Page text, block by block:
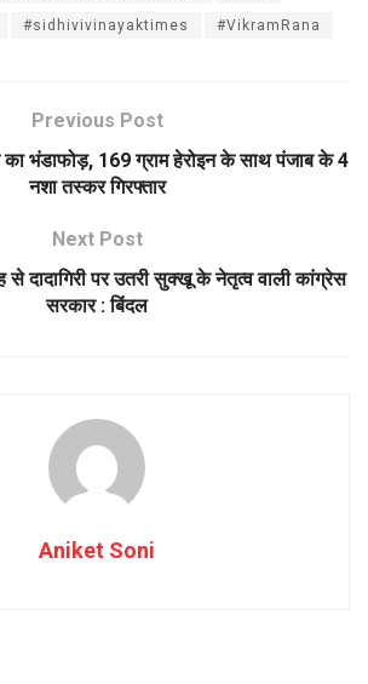
#sidhivivinayaktimes #VikramRana
Previous Post
भंडाफोड़, 169 ग्राम हेरोइन के साथ पंजाब के 4
नशा तस्कर गिरफ्तार
Next Post
से दादागिरी पर उतरी सुक्खू के नेतृत्व वाली कांग्रेस
सरकार : बिंदल
Aniket Soni